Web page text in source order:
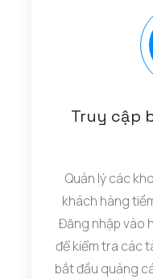
Truy cập
Quản lý các
khách hàng
Đăng nhập vào
để kiểm tra các
bắt đầu quảng